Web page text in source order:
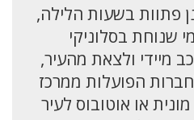
פתוות בשעות הלילה,
שנוחת בסלוניקי
מיידי ולצאת מהעיר,
הפועלות ממרכז
או אוטובוס לעיר